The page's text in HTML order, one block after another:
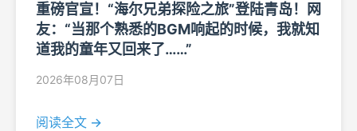
重磅官宣！“海尔兄弟探险之旅”登陆青岛！网
友：“当那个熟悉的BGM响起的时候，我就知
道我的童年又回来了……”
2026年08月07日
阅读全文 →